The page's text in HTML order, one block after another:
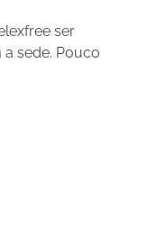
ser
sede. Pouco